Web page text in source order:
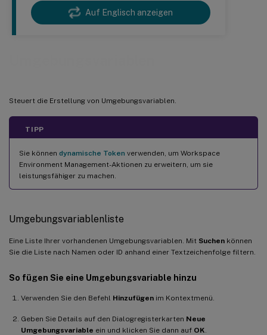
Auf Englisch anzeigen
Steuert die Erstellung von Umgebungsvariablen.
TIPP
Sie können dynamische Token verwenden, um Workspace
Environment Management-Aktionen zu erweitern, um sie
leistungsfähiger zu machen.
Umgebungsvariablenliste
Eine Liste Ihrer vorhandenen Umgebungsvariablen. Mit Suchen können
Sie die Liste nach Namen oder ID anhand einer Textzeichenfolge filtern.
So fügen Sie eine Umgebungsvariable hinzu
Verwenden Sie den Befehl Hinzufügen im Kontextmenü.
Geben Sie Details auf den Dialogregisterkarten Neue
Umgebungsvariable ein und klicken Sie dann auf OK